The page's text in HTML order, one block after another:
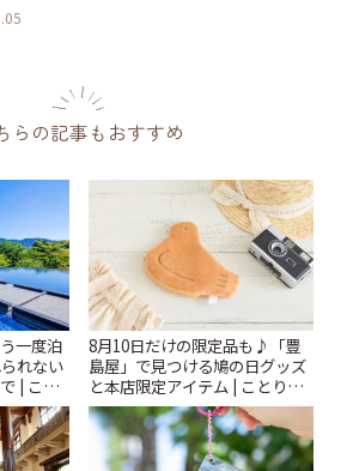
らの記事もおすすめ
一度泊
れない
| こと
8月10日だけの限定品も♪「豊
島屋」で見つける鳩の日グッズ
と本店限定アイテム | ことりっ
ぷ